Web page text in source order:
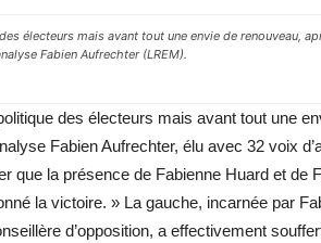
électeurs mais avant tout une envie de renouveau,
Fabien Aufrechter (LREM).
des électeurs mais avant tout une
Fabien Aufrechter, élu avec 32 voix
que la présence de Fabienne Huard et de
la victoire. » La gauche, incarnée par
d’opposition, a effectivement